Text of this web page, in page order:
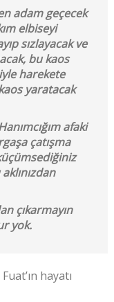
adam geçecek
elbiseyi
sızlayacak ve
bu kaos
harekete
yaratacak
afaki
çatışma
çıkarmayın
yok.
hayatı